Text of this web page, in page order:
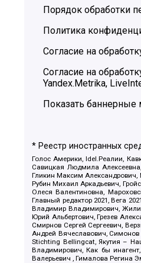
Порядок обработки
Политика
Согласие на
Согласие на
Yandex.Metrika,
Показать баннерные
* Реестр иностранных
Голос Америки, Idel.Реалии,
Савицкая Людмила
Гликин Максим Александрович,
Рубин Михаил Аркадьевич,
Олеся Валентиновна,
Главный редактор 2021, Вега
Владимир Владимирович,
Юрий Альбертович, Грезев
Смирнов Сергей Сергеевич,
Андрей Вячеславович, Симонов
Stichting Bellingcat, Якутия –
Владимирович, Как бы
Валерьевич , Гималова Регина